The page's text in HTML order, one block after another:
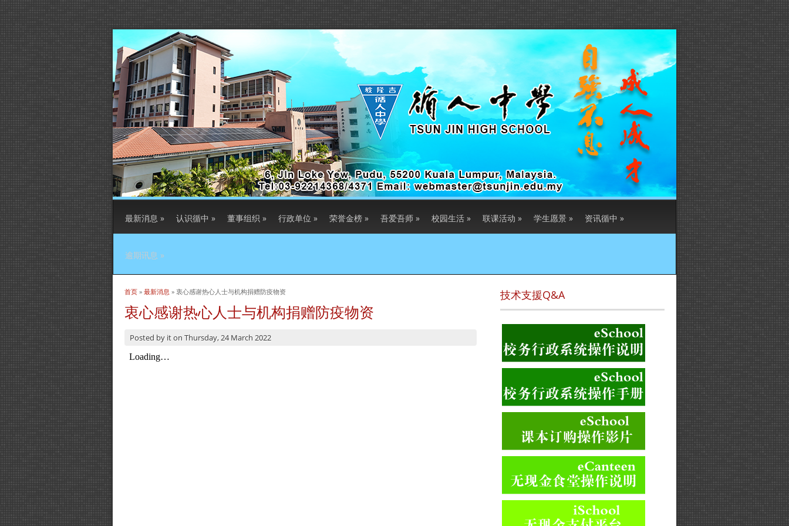
最新消息 » 认识循中 » 董事组织 » 行政单位 » 荣誉金榜 » 吾爱吾师 » 校园生活 » 联课活动 » 学生愿景 » 资讯循中 »
逾期讯息 »
当前位置
首页 » 最新消息 » 衷心感谢热心人士与机构捐赠防疫物资
衷心感谢热心人士与机构捐赠防疫物资
Posted by iton Thursday, 24 March 2022
技术支援Q&A